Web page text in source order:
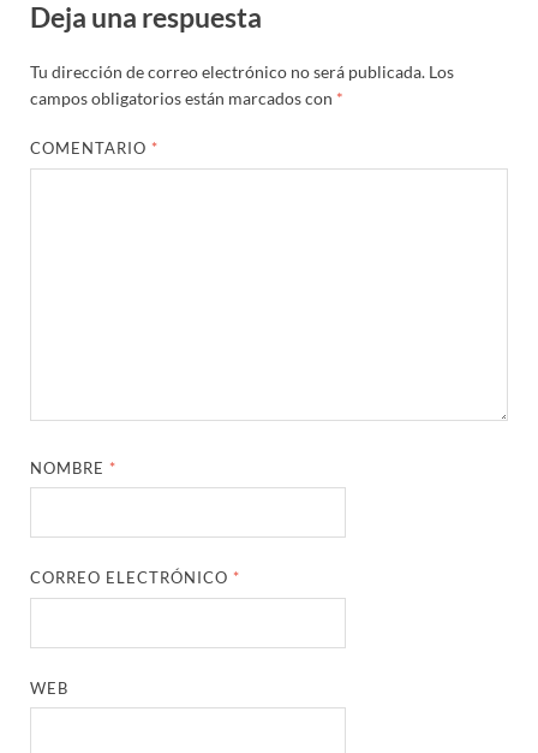
Deja una respuesta
Tu dirección de correo electrónico no será publicada. Los
campos obligatorios están marcados con *
COMENTARIO *
NOMBRE *
CORREO ELECTRÓNICO *
WEB